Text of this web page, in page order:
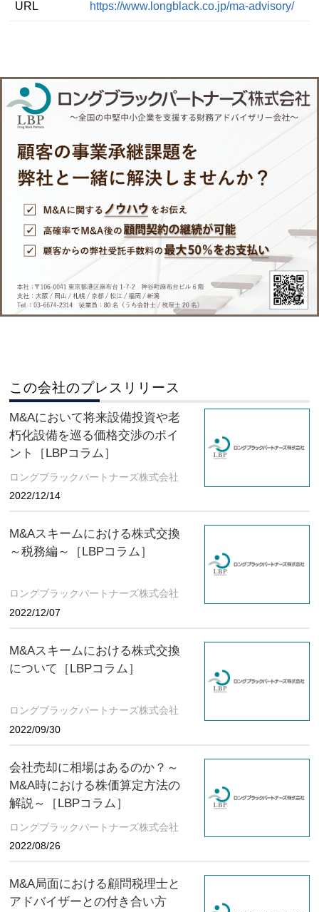
URL https://www.longblack.co.jp/ma-advisory/
この会社のプレスリリース
M&Aにおいて将来設備投資や老
朽化設備を巡る価格交渉のポイ
ント［LBPコラム］
ロングブラックパートナーズ株式会社
2022/12/14
M&Aスキームにおける株式交換
～税務編～［LBPコラム］
ロングブラックパートナーズ株式会社
2022/12/07
M&Aスキームにおける株式交換
について［LBPコラム］
ロングブラックパートナーズ株式会社
2022/09/30
会社売却に相場はあるのか？～
M&A時における株価算定方法の
解説～［LBPコラム］
ロングブラックパートナーズ株式会社
2022/08/26
M&A局面における顧問税理士と
アドバイザーとの付き合い方